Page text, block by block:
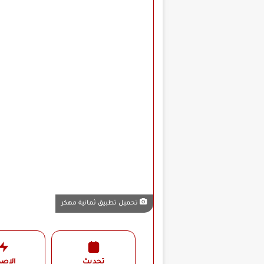
تحميل تطبيق ثمانية مهكر
تحديث